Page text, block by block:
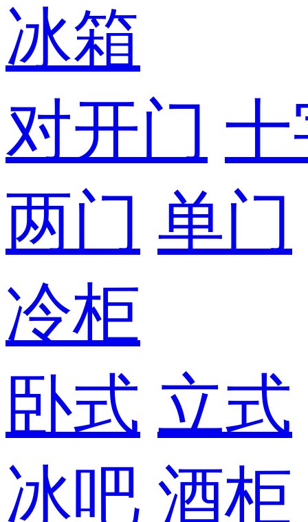
冰箱
对开门
两门 单门
冷柜
卧式 立式
冰吧 酒柜